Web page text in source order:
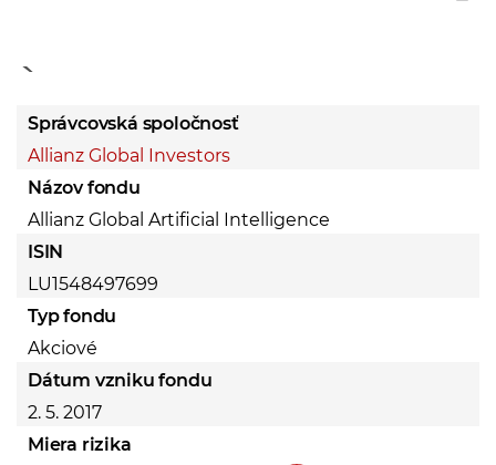
Správcovská spoločnosť
Allianz Global Investors
Názov fondu
Allianz Global Artificial Intelligence
ISIN
LU1548497699
Typ fondu
Akciové
Dátum vzniku fondu
2. 5. 2017
Miera rizika